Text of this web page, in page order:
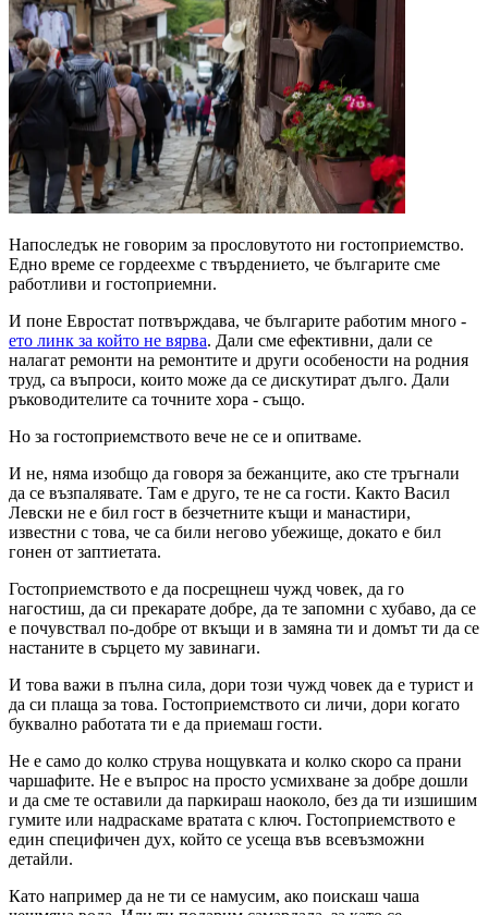
Напоследък не говорим за прословутото ни гостоприемство.
Едно време се гордеехме с твърдението, че българите сме
работливи и гостоприемни.
И поне Евростат потвърждава, че българите работим много -
ето линк за който не вярва. Дали сме ефективни, дали се
налагат ремонти на ремонтите и други особености на родния
труд, са въпроси, които може да се дискутират дълго. Дали
ръководителите са точните хора - също.
Но за гостоприемството вече не се и опитваме.
И не, няма изобщо да говоря за бежанците, ако сте тръгнали
да се възпалявате. Там е друго, те не са гости. Както Васил
Левски не е бил гост в безчетните къщи и манастири,
известни с това, че са били негово убежище, докато е бил
гонен от заптиетата.
Гостоприемството е да посрещнеш чужд човек, да го
нагостиш, да си прекарате добре, да те запомни с хубаво, да се
е почувствал по-добре от вкъщи и в замяна ти и домът ти да се
настаните в сърцето му завинаги.
И това важи в пълна сила, дори този чужд човек да е турист и
да си плаща за това. Гостоприемството си личи, дори когато
буквално работата ти е да приемаш гости.
Не е само до колко струва нощувката и колко скоро са прани
чаршафите. Не е въпрос на просто усмихване за добре дошли
и да сме те оставили да паркираш наоколо, без да ти изшишим
гумите или надраскаме вратата с ключ. Гостоприемството е
един специфичен дух, който се усеща във всевъзможни
детайли.
Като например да не ти се намусим, ако поискаш чаша